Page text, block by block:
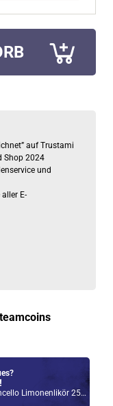
auf Trustami
Shop 2024
und
E-
25% Vol. 700ml